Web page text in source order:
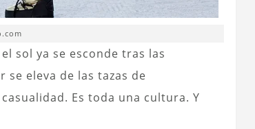
sol ya se esconde tras las
se eleva de las tazas de
Es toda una cultura. Y